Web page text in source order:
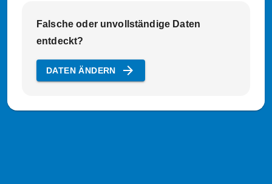
Falsche oder unvollständige Daten
entdeckt?
arrow_forward
DATEN ÄNDERN